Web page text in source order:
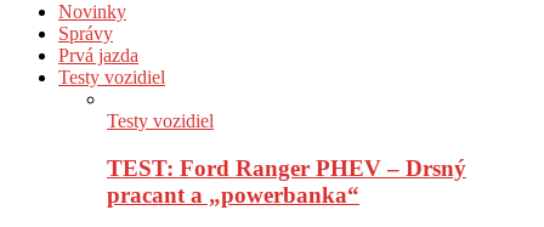
Novinky
Správy
Prvá jazda
Testy vozidiel
Testy vozidiel
TEST: Ford Ranger PHEV – Drsný
pracant a „powerbanka“